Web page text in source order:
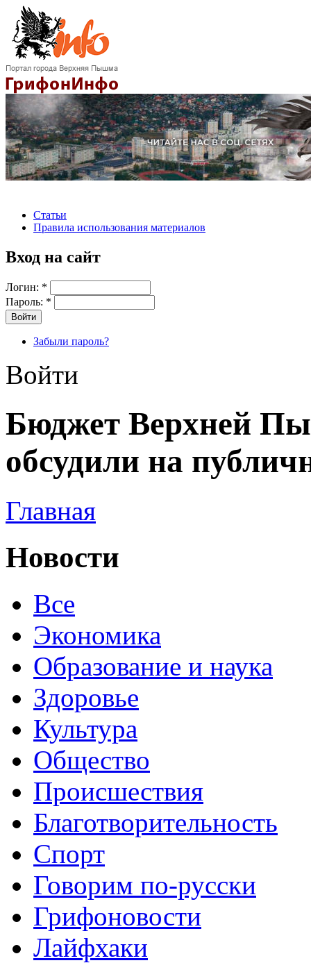
Статьи
Правила использования материалов
Вход на сайт
Логин: *
Пароль: *
Забыли пароль?
Войти
Бюджет Верхней
обсудили на
Главная
Новости
Все
Экономика
Образование и наука
Здоровье
Культура
Общество
Происшествия
Благотворительность
Спорт
Говорим по-русски
Грифоновости
Лайфхаки